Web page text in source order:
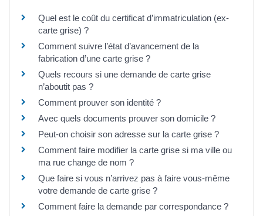
Quel est le coût du certificat d’immatriculation (ex-
carte grise) ?
Comment suivre l’état d’avancement de la
fabrication d’une carte grise ?
Quels recours si une demande de carte grise
n’aboutit pas ?
Comment prouver son identité ?
Avec quels documents prouver son domicile ?
Peut-on choisir son adresse sur la carte grise ?
Comment faire modifier la carte grise si ma ville ou
ma rue change de nom ?
Que faire si vous n’arrivez pas à faire vous-même
votre demande de carte grise ?
Comment faire la demande par correspondance ?